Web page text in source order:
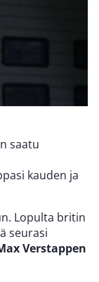
saatu
kauden ja
Lopulta britin
seurasi
Verstappen